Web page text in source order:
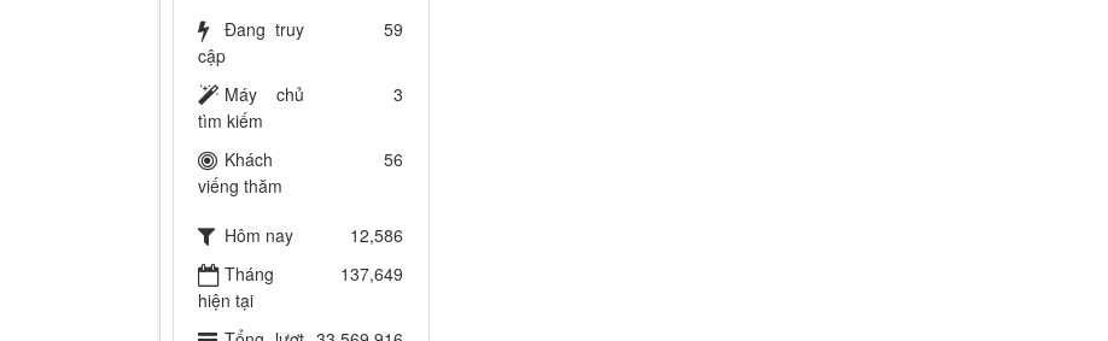
Đang truy
cập
59
Máy chủ
tìm kiếm
3
Khách
viếng thăm
56
Hôm nay
12,586
Tháng
hiện tại
137,649